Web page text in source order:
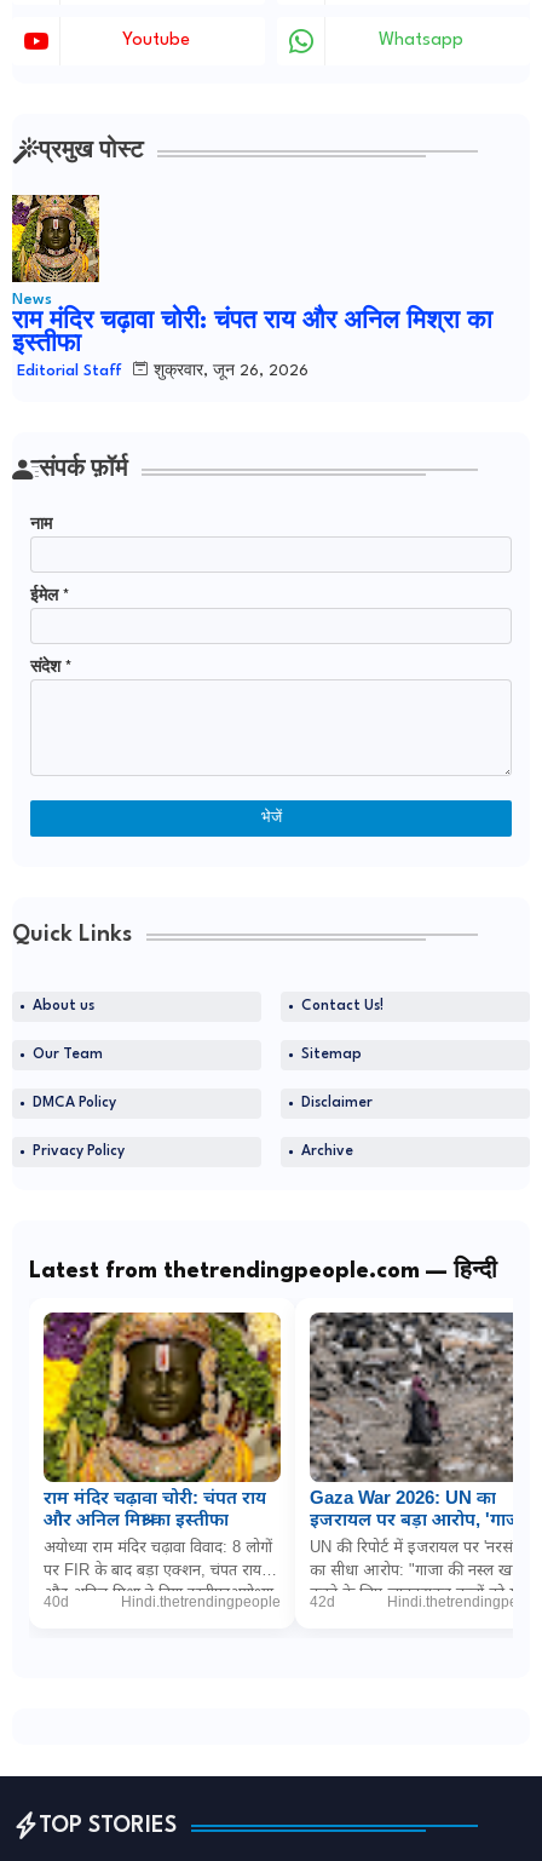
Youtube Whatsapp
प्रमुख पोस्ट
News
राम मंदिर चढ़ावा चोरी: चंपत राय और अनिल मिश्रा का
इस्तीफा
Editorial Staff शुक्रवार, जून 26, 2026
संपर्क फ़ॉर्म
नाम
ईमेल *
संदेश *
Quick Links
About us Contact Us!
Our Team Sitemap
DMCA Policy Disclaimer
Privacy Policy Archive
Latest from thetrendingpeople.com — हिन्दी
राम मंदिर चढ़ावा चोरी: चंपत राय
और अनिल मिश्रा का इस्तीफा
अयोध्या राम मंदिर चढ़ावा विवाद: 8 लोगों
पर FIR के बाद बड़ा एक्शन, चंपत राय
और अनिल मिश्रा ने दिया इस्तीफाअयोध्या
40d Hindi.thetrendingpeople
Gaza War 2026: UN का
इजरायल पर बड़ा आरोप, 'गाजा में
नरसंहार के लिए बच्चों को
जानबूझकर बना रहे निशाना'
UN की रिपोर्ट में इजरायल पर 'नरसंहार'
का सीधा आरोप: "गाजा की नस्ल खत्म
करने के लिए जानबूझकर बच्चों को मार
42d
TOP STORIES